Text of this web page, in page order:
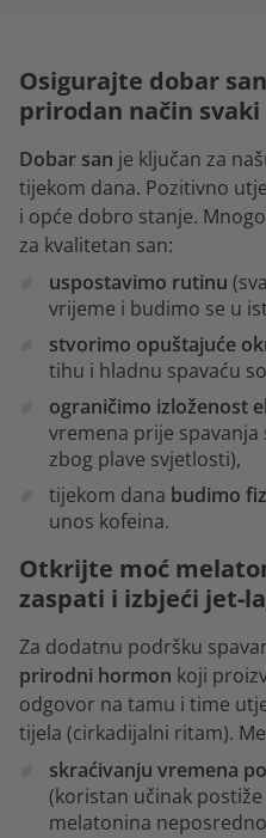
Osigurajte dobar
prirodan način svaki
Dobar san je ključan za
tijekom dana. Pozitivno
i opće dobro stanje.
za kvalitetan san:
uspostavimo rutinu
vrijeme i budimo se u
stvorimo opuštajuće
tihu i hladnu spavaću
ograničimo izloženost
vremena prije
zbog plave svjetlosti),
tijekom dana budimo
unos kofeina.
Otkrijte moć
zaspati i izbjeći jet-
Za dodatnu podršku
prirodni hormon koji
odgovor na tamu i time
tijela (cirkadijalni ritam).
skraćivanju vremena
(koristan učinak
melatonina